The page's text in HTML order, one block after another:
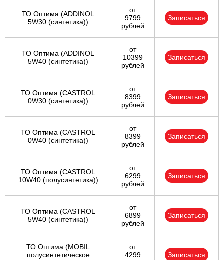
ТО Оптима (ADDINOL
5W30 (синтетика))
от
9799
рублей
Записаться
ТО Оптима (ADDINOL
5W40 (синтетика))
от
10399
рублей
Записаться
ТО Оптима (CASTROL
0W30 (синтетика))
от
8399
рублей
Записаться
ТО Оптима (CASTROL
0W40 (синтетика))
от
8399
рублей
Записаться
ТО Оптима (CASTROL
10W40 (полусинтетика))
от
6299
рублей
Записаться
ТО Оптима (CASTROL
5W40 (синтетика))
от
6899
рублей
Записаться
ТО Оптима (MOBIL
полусинтетическое
от
4299
Записаться